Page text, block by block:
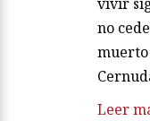
no
muerto
Leer